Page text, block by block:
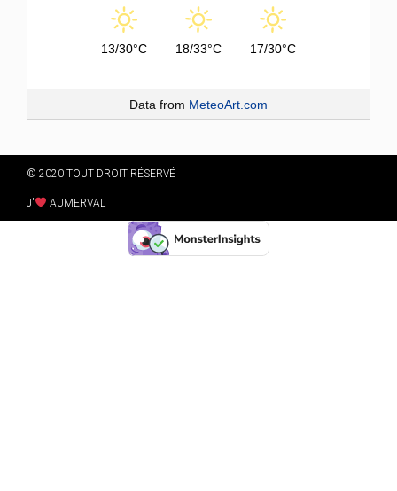
13/30°C 18/33°C 17/30°C
Data from MeteoArt.com
© 2020 TOUT DROIT RÉSERVÉ
J' AUMERVAL